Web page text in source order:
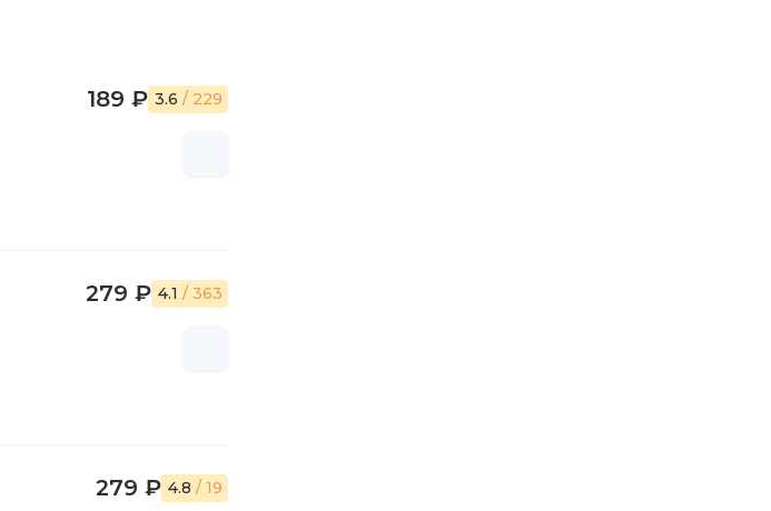
189 ₽ 3.6 / 229
279 ₽ 4.1 / 363
279 ₽ 4.8 / 19